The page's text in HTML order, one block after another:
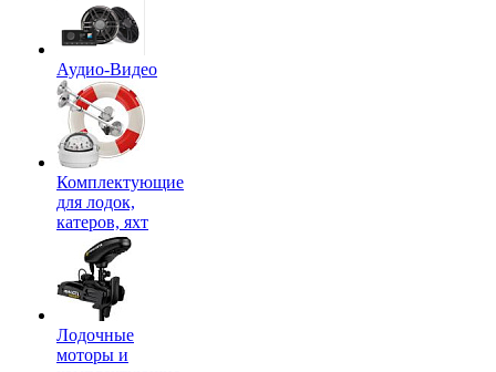
Аудио-Видео
Комплектующие
для лодок,
катеров, яхт
Лодочные
моторы и